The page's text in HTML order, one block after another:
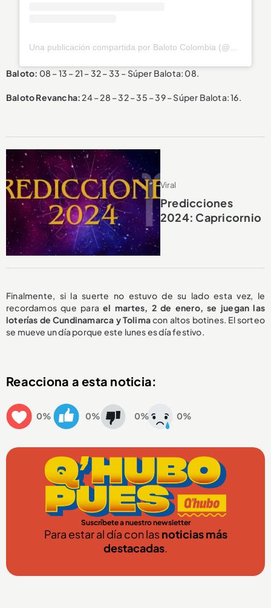
Baloto: 08 – 13 – 21 – 32 – 33 – Súper Balota: 08.
Baloto Revancha: 24 – 28 – 32 – 35 – 39 – Súper Balota: 16.
Viral
Predicciones
2024: Capricornio
Finalmente, si la suerte no estuvo de su lado esta vez, le
recordamos que parael martes, 2 de enero, se juegan las
loterías de Cundinamarca y Tolimacon altos botines. El sorteo
se mueve un día porque este lunes es día festivo.
Reacciona a esta noticia:
0% 0% 0% 0%
Suscríbete a nuestro newsletter
Para estar al día con lasnoticias más
destacadas.